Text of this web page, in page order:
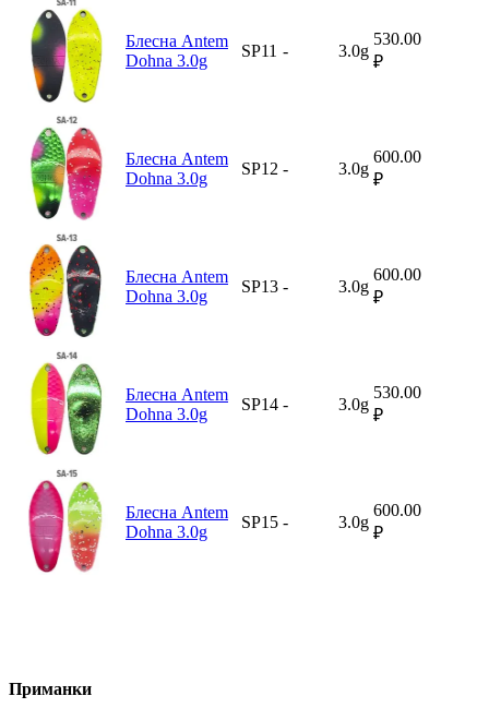
Блесна Antem
Dohna 3.0g
SP11 - 3.0g
530.00
₽
Блесна Antem
Dohna 3.0g
SP12 - 3.0g
600.00
₽
Блесна Antem
Dohna 3.0g
SP13 - 3.0g
600.00
₽
Блесна Antem
Dohna 3.0g
SP14 - 3.0g
530.00
₽
Блесна Antem
Dohna 3.0g
SP15 - 3.0g
600.00
₽
Приманки